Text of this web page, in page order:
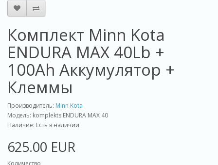
Комплект Minn Kota
ENDURA MAX 40Lb +
100Ah Аккумулятор +
Клеммы
Производитель: Minn Kota
Модель: komplekts ENDURA MAX 40
Наличие: Есть в наличии
625.00 EUR
Количество